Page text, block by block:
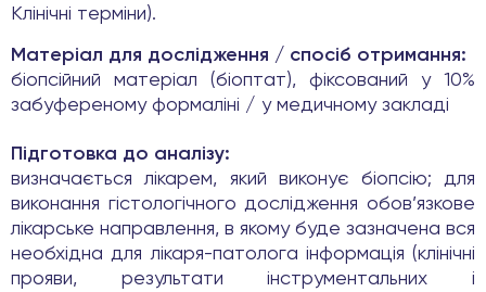
Клінічні терміни).
Матеріал для дослідження / спосіб отримання:
біопсійний матеріал (біоптат), фіксований у 10%
забуференому формаліні / у медичному закладі
Підготовка до аналізу:
визначається лікарем, який виконує біопсію; для
виконання гістологічного дослідження обов’язкове
лікарське направлення, в якому буде зазначена вся
необхідна для лікаря-патолога інформація (клінічні
прояви, результати інструментальних і